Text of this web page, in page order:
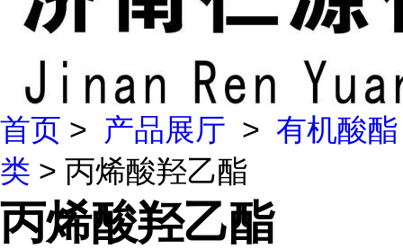
首页 > 产品展厅 > 有机酸酯
类 > 丙烯酸羟乙酯
丙烯酸羟乙酯